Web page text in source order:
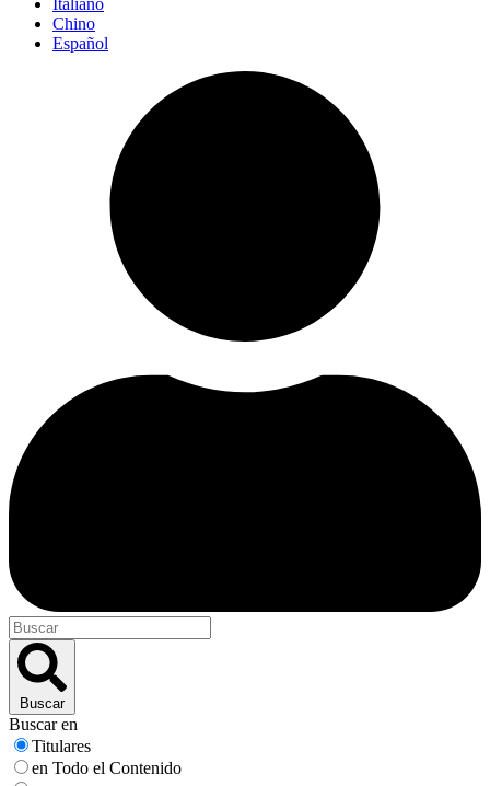
Italiano
Chino
Español
Buscar
Buscar en
Titulares
en Todo el Contenido